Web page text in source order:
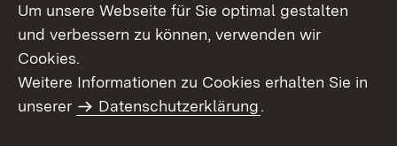
Um unsere Webseite für Sie optimal gestalten
und verbessern zu können, verwenden wir
Cookies.
Weitere Informationen zu Cookies erhalten Sie in
unserer
Datenschutzerklärung.